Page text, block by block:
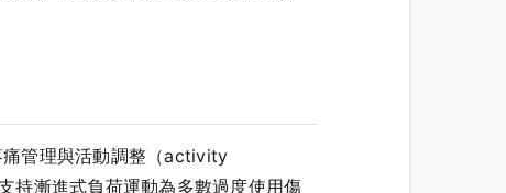
痛管理與活動調整（activity
持漸進式負荷運動為多數過度使用傷